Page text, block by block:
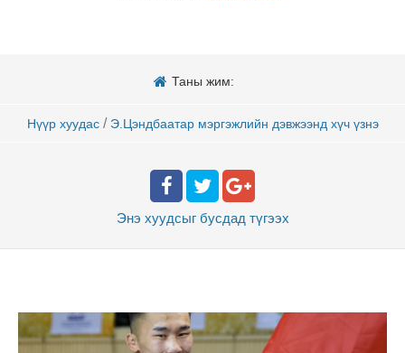
Таны жим:
Нүүр хуудас / Э.Цэндбаатар мэргэжлийн дэвжээнд хүч үзнэ
Энэ хуудсыг бусдад түгээх